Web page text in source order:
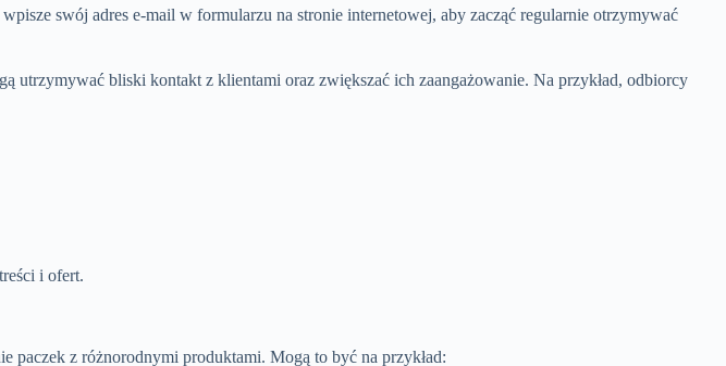
swój adres e-mail w formularzu na stronie internetowej, aby zacząć regularnie otrzymywać
utrzymywać bliski kontakt z klientami oraz zwiększać ich zaangażowanie. Na przykład, odbiorcy
i ofert.
paczek z różnorodnymi produktami. Mogą to być na przykład: